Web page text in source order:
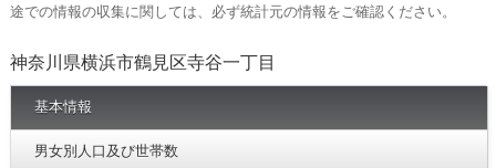
途での情報の収集に関しては、必ず統計元の情報をご確認ください。
神奈川県横浜市鶴見区寺谷一丁目
基本情報
男女別人口及び世帯数